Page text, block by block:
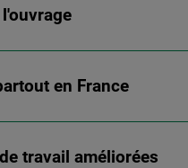
en France
travail améliorées